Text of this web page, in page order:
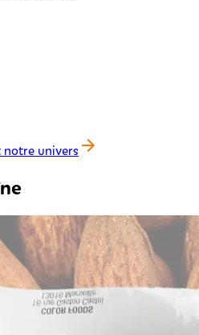
univers